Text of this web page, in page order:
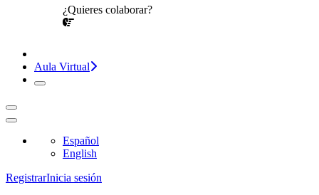
¿Quieres colaborar?
Aula Virtual
Español
English
RegistrarInicia sesión